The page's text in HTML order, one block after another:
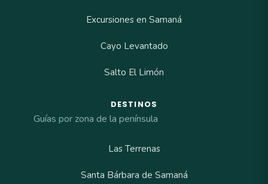
Excursiones en Samaná
Cayo Levantado
Salto El Limón
DESTINOS
Guías por zona de la península
Las Terrenas
Santa Bárbara de Samaná